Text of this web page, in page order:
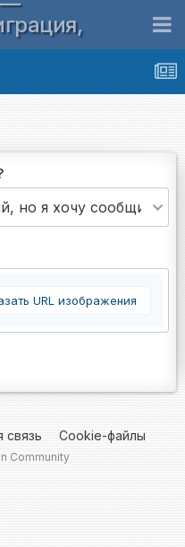
URL изображения
связь Cookie-файлы
Community